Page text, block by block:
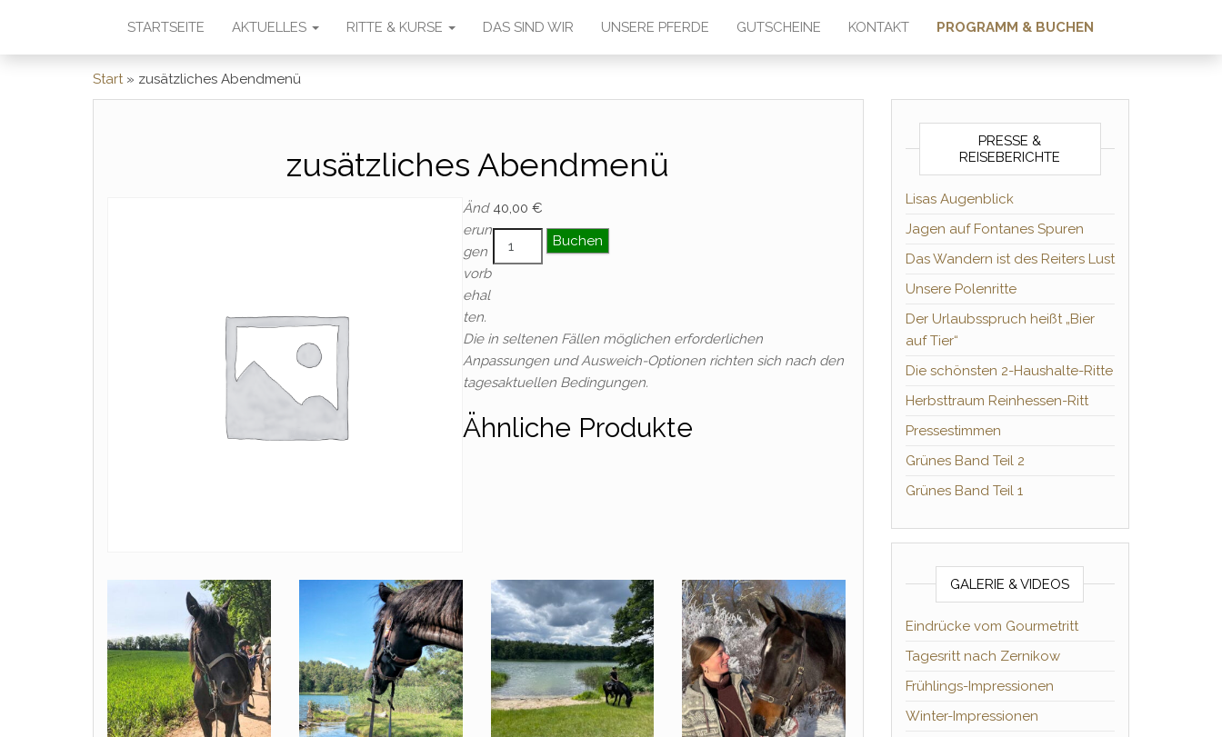
STARTSEITE AKTUELLES RITTE & KURSE DAS SIND WIR UNSERE PFERDE GUTSCHEINE KONTAKT PROGRAMM & BUCHEN
Start» zusätzliches Abendmenü
zusätzliches Abendmenü
40,00€
zusätzliches Abendmenü Menge
Buchen
Änd
erun
gen
vorb
ehal
ten.
Die in seltenen Fällen möglichen erforderlichen
Anpassungen und Ausweich-Optionen richten sich nach den
tagesaktuellen Bedingungen.
Ähnliche Produkte
PRESSE &
REISEBERICHTE
Lisas Augenblick
Jagen auf Fontanes Spuren
Das Wandern ist des Reiters Lust
Unsere Polenritte
Der Urlaubsspruch heißt „Bier
auf Tier“
Die schönsten 2-Haushalte-Ritte
Herbsttraum Reinhessen-Ritt
Pressestimmen
Grünes Band Teil 2
Grünes Band Teil 1
GALERIE & VIDEOS
Eindrücke vom Gourmetritt
Tagesritt nach Zernikow
Frühlings-Impressionen
Winter-Impressionen